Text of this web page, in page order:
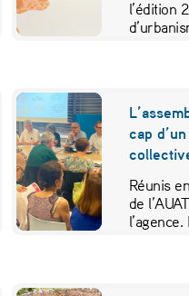
l’édition
cap
Réunis
de